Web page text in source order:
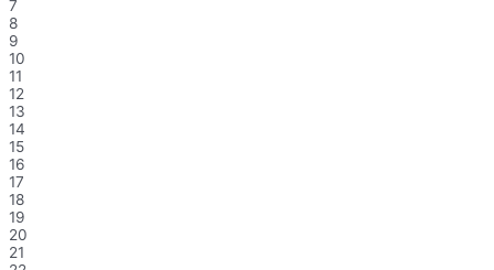
7
8
9
10
11
12
13
14
15
16
17
18
19
20
21